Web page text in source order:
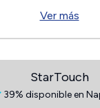
Ver más
StarTouch
39% disponible en